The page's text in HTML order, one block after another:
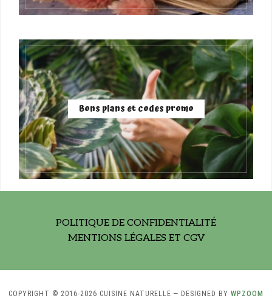
Bons plans et codes promo
POLITIQUE DE CONFIDENTIALITÉ
MENTIONS LÉGALES ET CGV
COPYRIGHT © 2016-2026 CUISINE NATURELLE — DESIGNED BY WPZOOM